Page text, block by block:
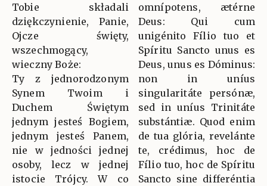
Tobie składali
dziękczynienie, Panie,
Ojcze święty,
wszechmogący,
wieczny Boże:
Ty z jednorodzonym
Synem Twoim i
Duchem Świętym
jednym jesteś Bogiem,
jednym jesteś Panem,
nie w jedności jednej
osoby, lecz w jednej
istocie Trójcy. W co
omnípotens, ætérne
Deus: Qui cum
unigénito Fílio tuo et
Spíritu Sancto unus es
Deus, unus es Dóminus:
non in uníus
singularitáte persónæ,
sed in uníus Trinitáte
substántiæ. Quod enim
de tua glória, revelánte
te, crédimus, hoc de
Fílio tuo, hoc de Spíritu
Sancto sine differéntia